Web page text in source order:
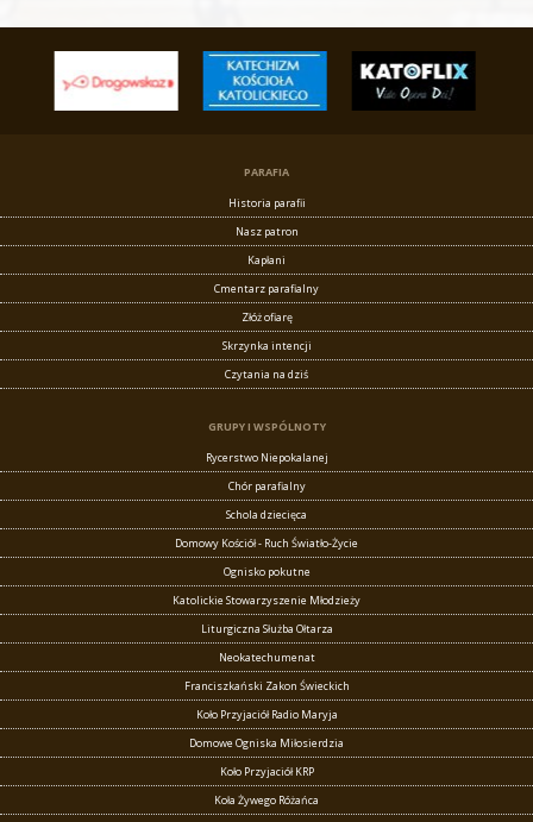
PARAFIA
Historia parafii
Nasz patron
Kapłani
Cmentarz parafialny
Złóż ofiarę
Skrzynka intencji
Czytania na dziś
GRUPY I WSPÓLNOTY
Rycerstwo Niepokalanej
Chór parafialny
Schola dziecięca
Domowy Kościół - Ruch Światło-Życie
Ognisko pokutne
Katolickie Stowarzyszenie Młodzieży
Liturgiczna Służba Ołtarza
Neokatechumenat
Franciszkański Zakon Świeckich
Koło Przyjaciół Radio Maryja
Domowe Ogniska Miłosierdzia
Koło Przyjaciół KRP
Koła Żywego Różańca